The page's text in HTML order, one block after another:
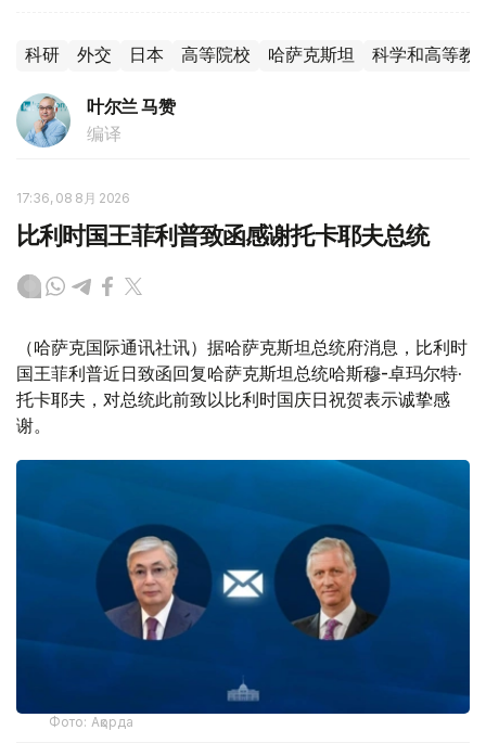
科研 外交 日本 高等院校 哈萨克斯坦 科学和高等教
叶尔兰 马赞
编译
17:36, 08 8月 2026
比利时国王菲利普致函感谢托卡耶夫总统
（哈萨克国际通讯社讯）据哈萨克斯坦总统府消息，比利时
国王菲利普近日致函回复哈萨克斯坦总统哈斯穆-卓玛尔特·
托卡耶夫，对总统此前致以比利时国庆日祝贺表示诚挚感
谢。
Фото: Ақорда